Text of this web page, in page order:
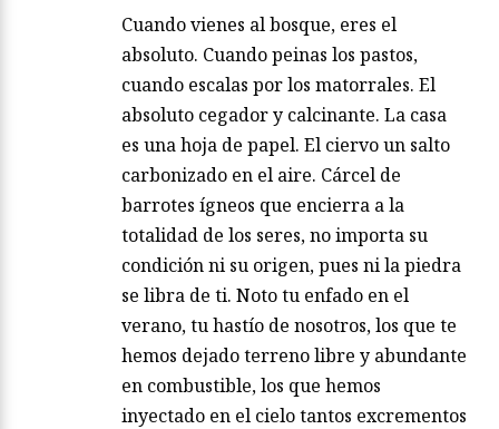
Cuando vienes al bosque, eres el
absoluto. Cuando peinas los pastos,
cuando escalas por los matorrales. El
absoluto cegador y calcinante. La casa
es una hoja de papel. El ciervo un salto
carbonizado en el aire. Cárcel de
barrotes ígneos que encierra a la
totalidad de los seres, no importa su
condición ni su origen, pues ni la piedra
se libra de ti. Noto tu enfado en el
verano, tu hastío de nosotros, los que te
hemos dejado terreno libre y abundante
en combustible, los que hemos
inyectado en el cielo tantos excrementos